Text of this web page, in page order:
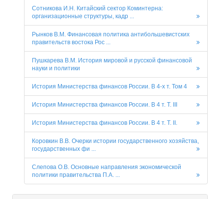
Сотникова И.Н. Китайский сектор Коминтерна:
организационные структуры, кадр ...
Рынков В.М. Финансовая политика антибольшевистских
правительств востока Рос ...
Пушкарева В.М. История мировой и русской финансовой
науки и политики
История Министерства финансов России. В 4-х т. Том 4
История Министерства финансов России. В 4 т. Т. III
История Министерства финансов России. В 4 т. Т. II.
Коровкин В.В. Очерки истории государственного хозяйства,
государственных фи ...
Слепова О.В. Основные направления экономической
политики правительства П.A. ...